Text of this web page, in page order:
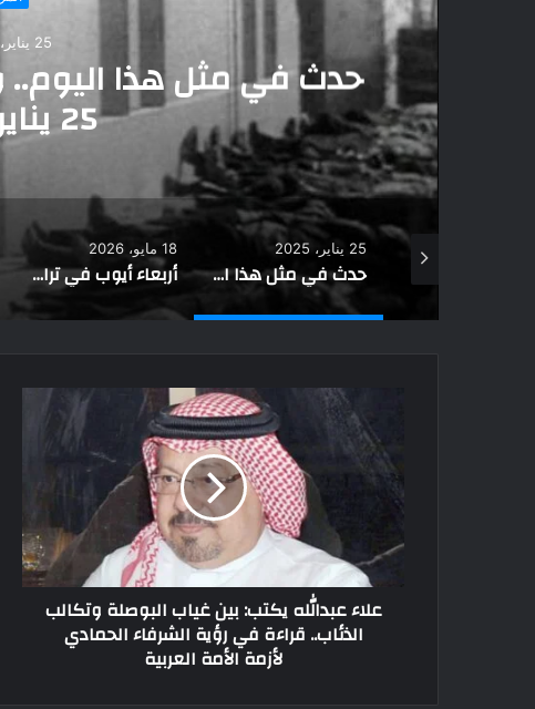
أربعاء أيوب في
18 مايو، 2026
أربعاء أيوب في تراث عادات وتقاليد أهل سيناء (قصة رمزية)
26 يناير، 2022
علاء عبدالله يكتب: بين غياب البوصلة وتكالب
الذئاب.. قراءة في رؤية الشرفاء الحمادي
لأزمة الأمة العربية